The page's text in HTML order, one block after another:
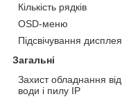
Кількість рядків
OSD-меню
Підсвічування дисплея
Загальні
Захист обладнання від
води і пилу IP